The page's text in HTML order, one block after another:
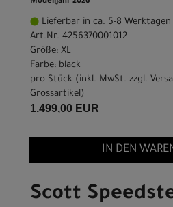
Modelljahr 2026
Lieferbar in ca. 5-8 Werktagen
Art.Nr. 4256370001012
Größe: XL
Farbe: black
pro Stück (inkl. MwSt. zzgl.
Grossartikel)
1.499,00 EUR
IN DEN
Scott